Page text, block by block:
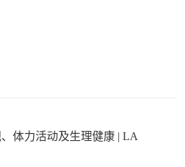
体力活动及生理健康 | LA